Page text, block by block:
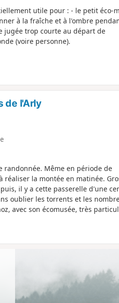
utile pour : - le petit éco-
à la fraîche et à l'ombre
jugée trop courte au départ de
(voire personne).
de l'Arly
randonnée. Même en période de
réaliser la montée en matinée.
il y a cette passerelle d'une
oublier les torrents et les
avec son écomusée, très